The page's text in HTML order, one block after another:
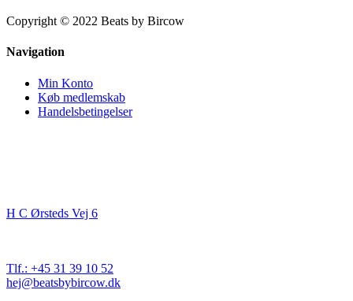
Copyright © 2022 Beats by Bircow
Navigation
Min Konto
Køb medlemskab
Handelsbetingelser
H C Ørsteds Vej 6
Tlf.: +45 31 39 10 52
hej@beatsbybircow.dk